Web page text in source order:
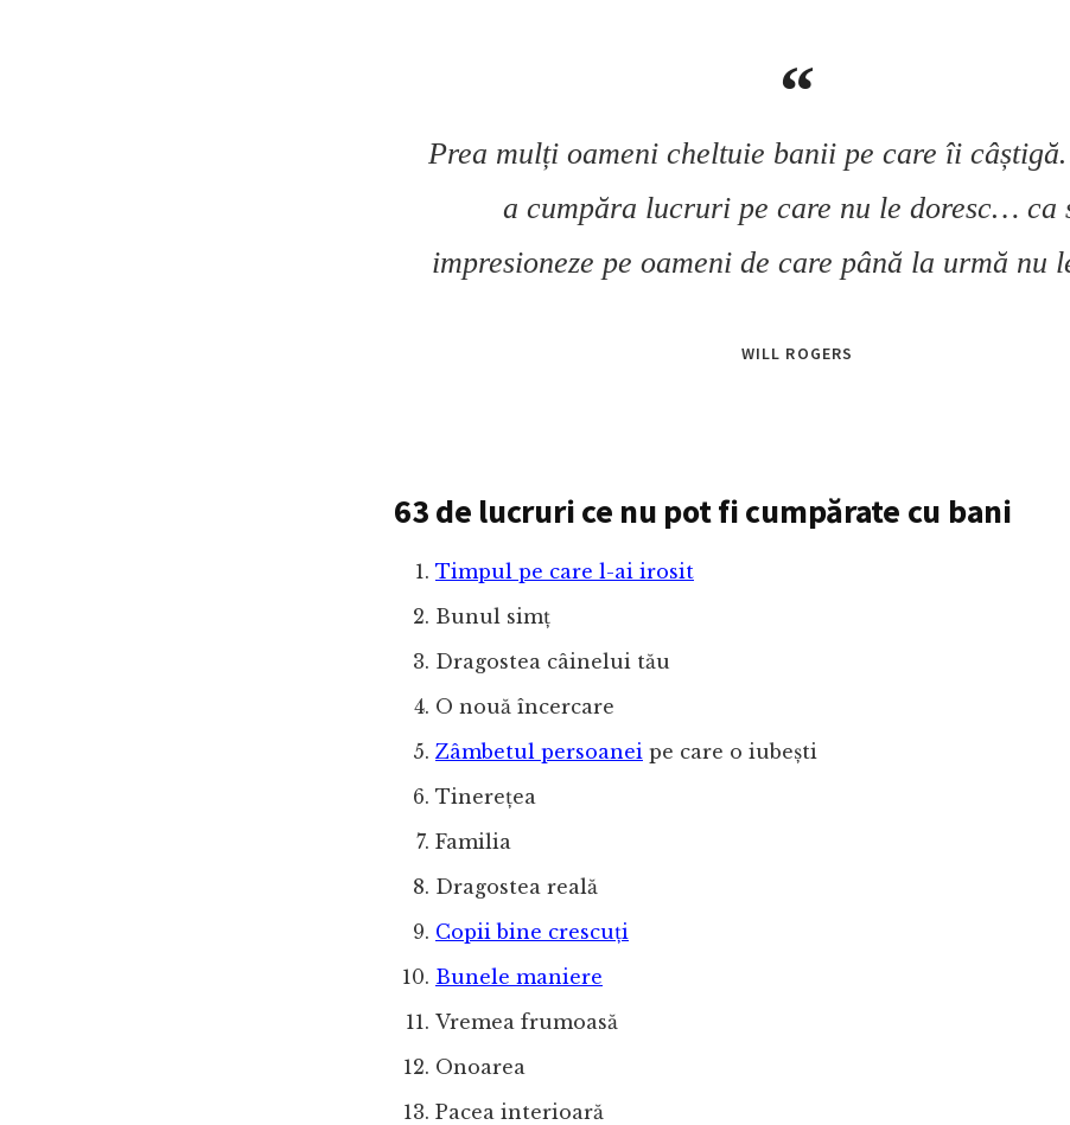
Prea mulți oameni cheltuie banii pe care îi
a cumpăra lucruri pe care nu le doresc… ca
impresioneze pe oameni de care până la urmă nu
WILL ROGERS
63 de lucruri ce nu pot fi cumpărate cu bani
Timpul pe care l-ai irosit
Bunul simț
Dragostea câinelui tău
O nouă încercare
Zâmbetul persoanei pe care o iubești
Tinerețea
Familia
Dragostea reală
Copii bine crescuți
Bunele maniere
Vremea frumoasă
Onoarea
Pacea interioară